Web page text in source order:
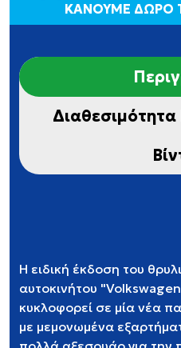
ΚΑΝΟΥΜΕ ΔΩΡΟ
Η ειδική έκδοση του
αυτοκινήτου
κυκλοφορεί σε μία νέα
με μεμονωμένα